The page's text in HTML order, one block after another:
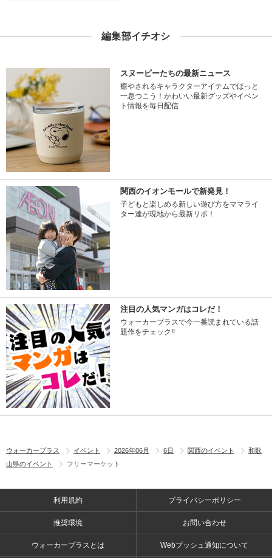
編集部イチオシ
スヌーピーたちの最新ニュース
癒やされるキャラクターアイテムでほっと
一息つこう！かわいい最新グッズやイベン
ト情報を毎日配信
関西のイオンモールで新発見！
子どもと楽しめる新しい遊び方をママライ
ター達が現地から最新リポ！
注目の人気マンガはコレだ！
ウォーカープラスで今一番読まれている話
題作をチェック!!
ウォーカープラス イベント 2026年06月 6日 関西のイベント
和歌
山県のイベント
フリーマーケット
利用規約 プライバシーポリシー
推奨環境 お問い合わせ
ウォーカープラスとは Webプッシュ通知について